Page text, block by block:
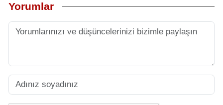
Yorumlar